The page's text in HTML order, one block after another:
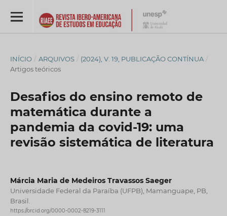
INÍCIO / ARQUIVOS / (2024), V. 19, PUBLICAÇÃO CONTÍNUA /
Artigos teóricos
Desafios do ensino remoto de
matemática durante a
pandemia da covid-19: uma
revisão sistemática de literatura
Márcia Maria de Medeiros Travassos Saeger
Universidade Federal da Paraíba (UFPB), Mamanguape, PB,
Brasil.
https://orcid.org/0000-0002-8219-3111